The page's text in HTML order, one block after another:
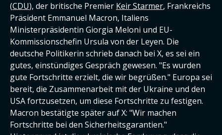
(CDU), der britische Premier Keir Starmer, Frankreichs
Präsident Emmanuel Macron, Italiens
Ministerpräsidentin Giorgia Meloni und EU-
Kommissionschefin Ursula von der Leyen. Die
deutsche Politikerin schrieb danach bei X, es sei ein
gutes, einstündiges Gespräch gewesen. "Es wurden
gute Fortschritte erzielt, die wir begrüßen." Europa sei
bereit, die Zusammenarbeit mit der Ukraine und den
USA fortzusetzen, um diese Fortschritte zu festigen.
Macron bestätigte später auf X: "Wir machen
Fortschritte bei den Sicherheitsgarantien."